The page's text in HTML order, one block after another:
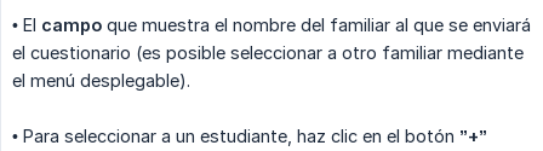
• El campo que muestra el nombre del familiar al que se enviará
el cuestionario (es posible seleccionar a otro familiar mediante
el menú desplegable).
• Para seleccionar a un estudiante, haz clic en el botón ”+”